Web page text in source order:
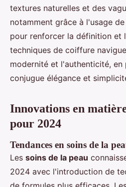
textures naturelles et des
notamment grâce à l'usage
pour renforcer la définition et
techniques de coiffure
modernité et l'authenticité,
conjugue élégance et
Innovations en
pour 2024
Tendances en soins de la
Les soins de la peau
2024 avec l'introduction de